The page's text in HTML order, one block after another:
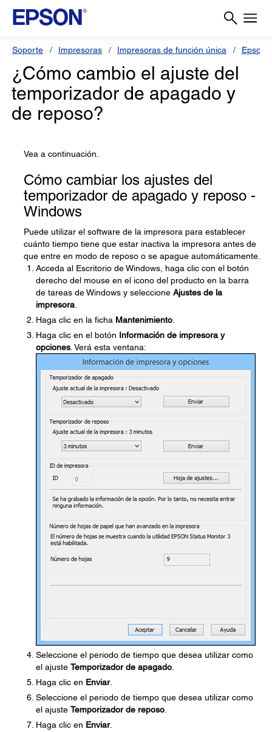
Soporte Impresoras Impresoras de función única Epson
¿Cómo cambio el ajuste del
temporizador de apagado y
de reposo?
Vea a continuación.
Cómo cambiar los ajustes del
temporizador de apagado y reposo -
Windows
Puede utilizar el software de la impresora para establecer
cuánto tiempo tiene que estar inactiva la impresora antes de
que entre en modo de reposo o se apague automáticamente.
Acceda al Escritorio de Windows, haga clic con el botón
derecho del mouse en el icono del producto en la barra
de tareas de Windows y seleccione Ajustes de la
impresora
Haga clic en la ficha Mantenimiento
Haga clic en el botón Información de impresora y
opciones . Verá esta ventana:
Seleccione el periodo de tiempo que desea utilizar como
el ajuste Temporizador de apagado
Haga clic en Enviar.
Seleccione el periodo de tiempo que desea utilizar como
el ajuste Temporizador de reposo
Haga clic en Enviar.